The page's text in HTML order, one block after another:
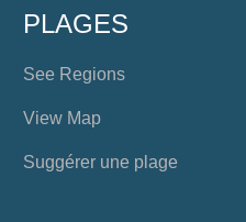
PLAGES
See Regions
View Map
Suggérer une plage